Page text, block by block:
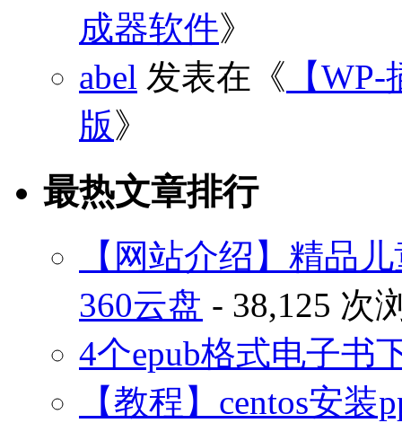
成器软件》
abel 发表在《 【
版》
最热文章排行
【网站介绍】精品
360云盘 - 38,125 次
4个epub格式电子书
【教程】centos安